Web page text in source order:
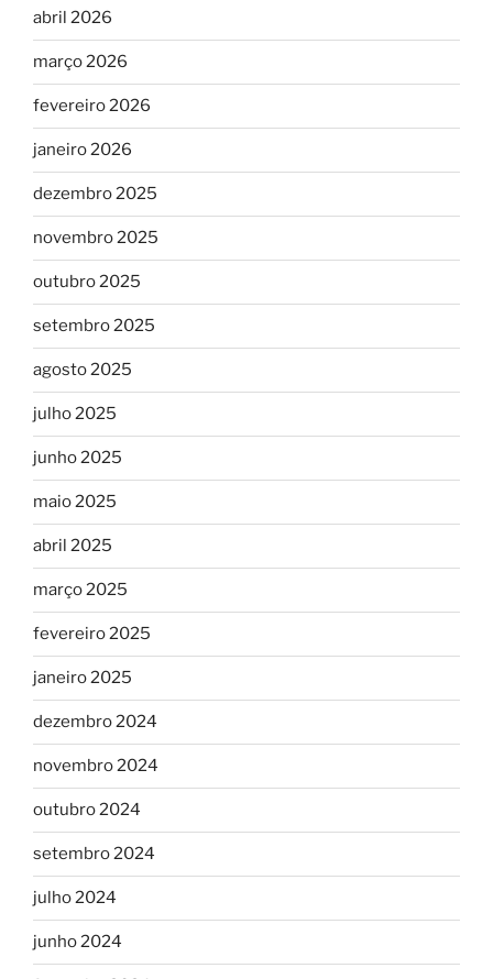
abril 2026
março 2026
fevereiro 2026
janeiro 2026
dezembro 2025
novembro 2025
outubro 2025
setembro 2025
agosto 2025
julho 2025
junho 2025
maio 2025
abril 2025
março 2025
fevereiro 2025
janeiro 2025
dezembro 2024
novembro 2024
outubro 2024
setembro 2024
julho 2024
junho 2024